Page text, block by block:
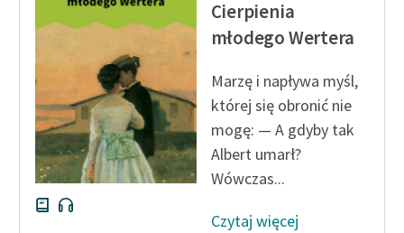
Wolnych Lektur
Logotypy
Materiały promocyjne
Polityka prywatności
Regulamin biblioteki
Cierpienia
młodego Wertera
Marzę i napływa myśl,
której się obronić nie
mogę: — A gdyby tak
Albert umarł?
Wówczas...
Czytaj więcej